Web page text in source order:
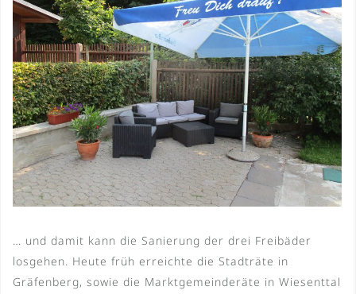
… und damit kann die Sanierung der drei Freibäder
losgehen. Heute früh erreichte die Stadträte in
Gräfenberg, sowie die Marktgemeinderäte in Wiesenttal